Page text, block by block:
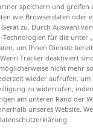
speichern und greifen
wie Browserdaten oder
zu. Durch Auswahl
Technologien für die unter
um Ihnen Dienste
Tracker deaktiviert
nicht mehr
wieder aufrufen,
zu widerrufen,
am unteren Rand der
unseres Website.